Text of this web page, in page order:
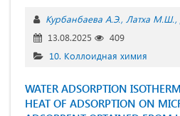
Курбанбаева А.Э. Латха М.Ш.
13.08.2025
409
10. Коллоидная химия
WATER ADSORPTION
HEAT OF ADSORPTION ON